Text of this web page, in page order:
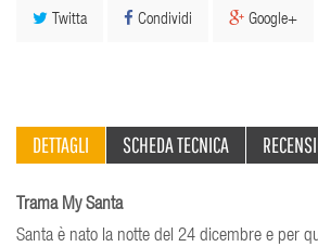
Twitta Condividi Google+
DETTAGLI SCHEDA TECNICA
Trama My Santa
Santa è nato la notte del 24 dicembre e per